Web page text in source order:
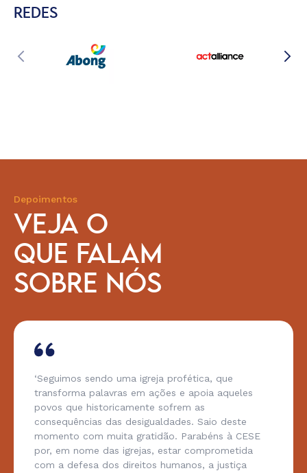
REDES
Depoimentos
VEJA O
QUE FALAM
SOBRE NÓS
‘Seguimos sendo uma igreja profética, que
transforma palavras em ações e apoia aqueles
povos que historicamente sofrem as
consequências das desigualdades. Saio deste
momento com muita gratidão. Parabéns à CESE
por, em nome das igrejas, estar comprometida
com a defesa dos direitos humanos, a justiça